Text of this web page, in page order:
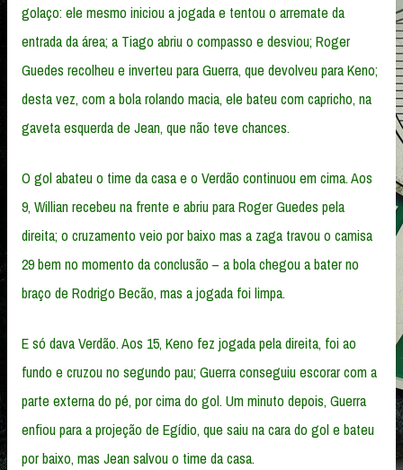
golaço: ele mesmo iniciou a jogada e tentou o arremate da
entrada da área; a Tiago abriu o compasso e desviou; Roger
Guedes recolheu e inverteu para Guerra, que devolveu para Keno;
desta vez, com a bola rolando macia, ele bateu com capricho, na
gaveta esquerda de Jean, que não teve chances.
O gol abateu o time da casa e o Verdão continuou em cima. Aos
9, Willian recebeu na frente e abriu para Roger Guedes pela
direita; o cruzamento veio por baixo mas a zaga travou o camisa
29 bem no momento da conclusão – a bola chegou a bater no
braço de Rodrigo Becão, mas a jogada foi limpa.
E só dava Verdão. Aos 15, Keno fez jogada pela direita, foi ao
fundo e cruzou no segundo pau; Guerra conseguiu escorar com a
parte externa do pé, por cima do gol. Um minuto depois, Guerra
enfiou para a projeção de Egídio, que saiu na cara do gol e bateu
por baixo, mas Jean salvou o time da casa.